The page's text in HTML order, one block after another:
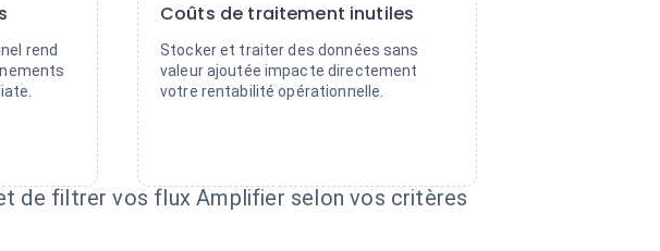
rend
Coûts de traitement inutiles
Stocker et traiter des données sans
valeur ajoutée impacte directement
votre rentabilité opérationnelle.
de filtrer vos flux Amplifier selon vos critères